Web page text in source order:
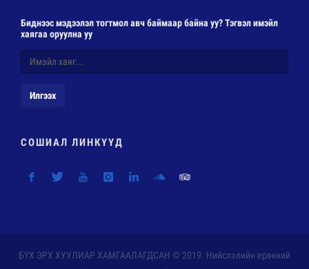
Биднээс мэдээлэл тогтмол авч баймаар байна уу? Тэгвэл имэйл
хаягаа оруулна уу
Илгээх
СОШИАЛ ЛИНКҮҮД
БҮХ ЭРХ ХУУЛИАР ХАМГААЛАГДСАН © 2019. Нийслэлийн ерөнхий